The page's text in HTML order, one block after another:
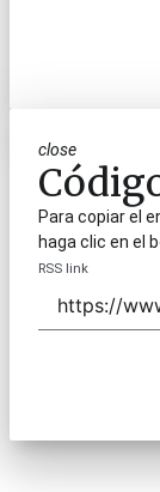
close
Para copiar el
haga clic en el
RSS link